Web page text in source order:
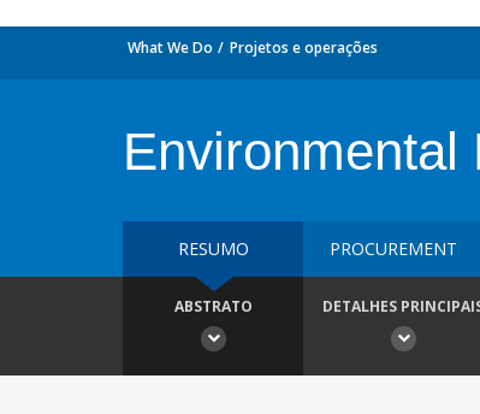
What We Do Projetos e operações
Environmental
RESUMO PROCUREMENT
ABSTRATO DETALHES